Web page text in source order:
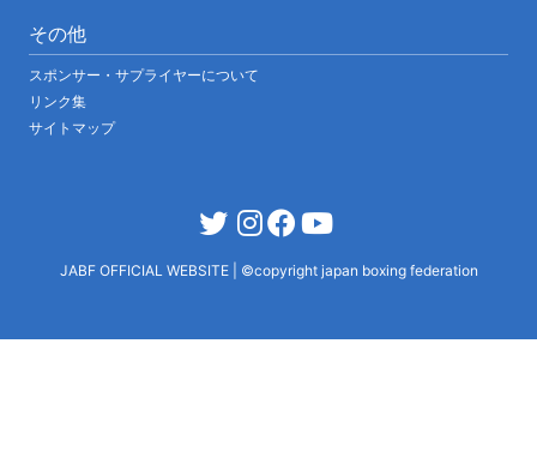
その他
スポンサー・サプライヤーについて
リンク集
サイトマップ
JABF OFFICIAL WEBSITE ©copyright japan boxing federation